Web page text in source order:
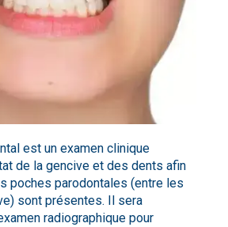
est un examen clinique
de la gencive et des dents afin
poches parodontales (entre les
sont présentes. Il sera
radiographique pour